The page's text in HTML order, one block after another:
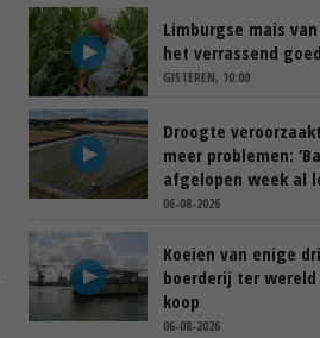
Limburgse mais
het verrassend goed
GISTEREN, 10:00
Droogte
meer problemen:
afgelopen week al
06-08-2026
Koeien van enige
boerderij ter
koop
06-08-2026